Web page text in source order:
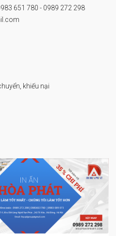
651 780 - 0989 272 298
khiếu nại